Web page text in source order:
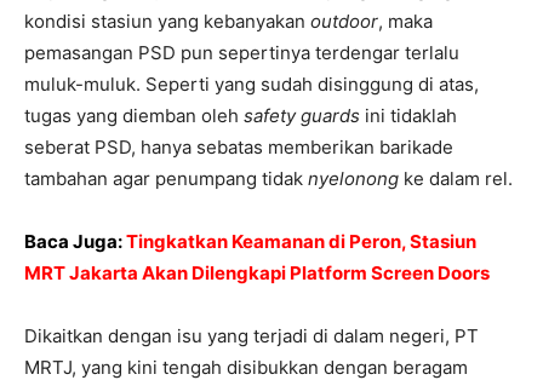
kondisi stasiun yang kebanyakan outdoor, maka
pemasangan PSD pun sepertinya terdengar terlalu
muluk-muluk. Seperti yang sudah disinggung di atas,
tugas yang diemban oleh safety guards ini tidaklah
seberat PSD, hanya sebatas memberikan barikade
tambahan agar penumpang tidak nyelonong ke dalam rel.
Baca Juga:Tingkatkan Keamanan di Peron, Stasiun
MRT Jakarta Akan Dilengkapi Platform Screen Doors
Dikaitkan dengan isu yang terjadi di dalam negeri, PT
MRTJ, yang kini tengah disibukkan dengan beragam